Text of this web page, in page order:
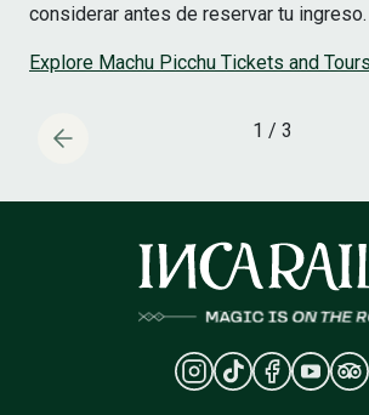
considerar antes de reservar tu ingreso.
Explore Machu Picchu Tickets and Tours
1 / 3